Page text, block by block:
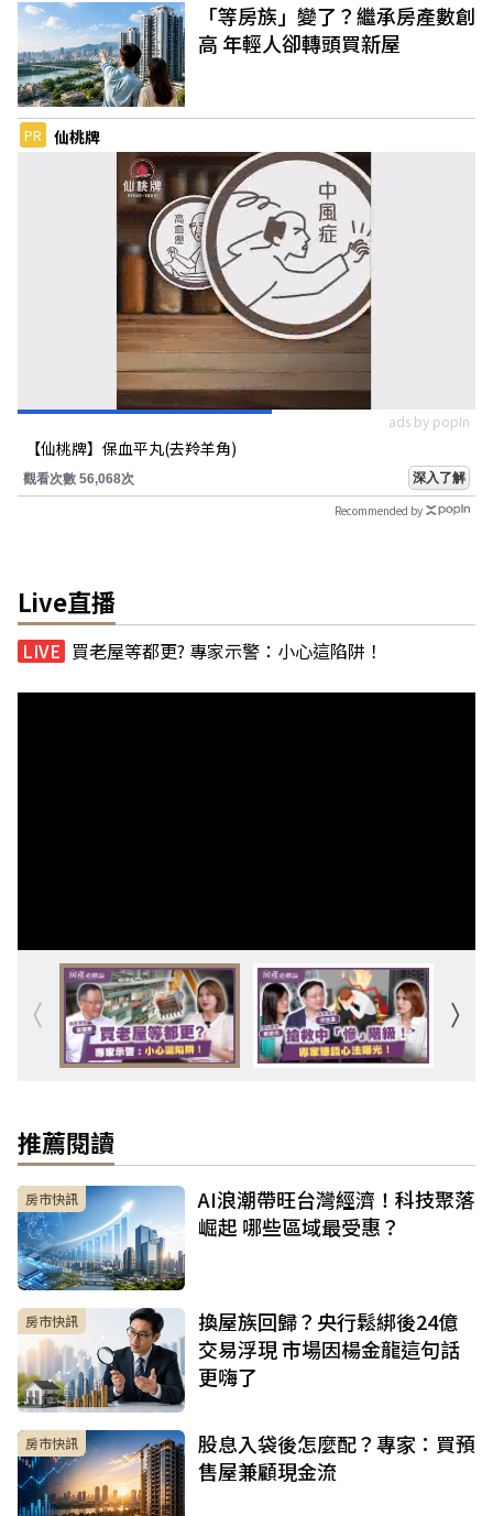
「等房族」變了？繼承房產數創
高 年輕人卻轉頭買新屋
PR 仙桃牌
ads by popIn
【仙桃牌】保血平丸(去羚羊角)
觀看次數 56,068次 深入了解
Recommended by
Live直播
買老屋等都更? 專家示警：小心這陷阱！
推薦閱讀
房市快訊
AI浪潮帶旺台灣經濟！科技聚落
崛起 哪些區域最受惠？
房市快訊
換屋族回歸？央行鬆綁後24億
交易浮現 市場因楊金龍這句話
更嗨了
房市快訊
股息入袋後怎麼配？專家：買預
售屋兼顧現金流